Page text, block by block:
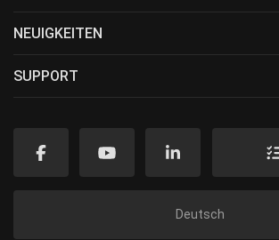
NEUIGKEITEN
SUPPORT
Deutsch